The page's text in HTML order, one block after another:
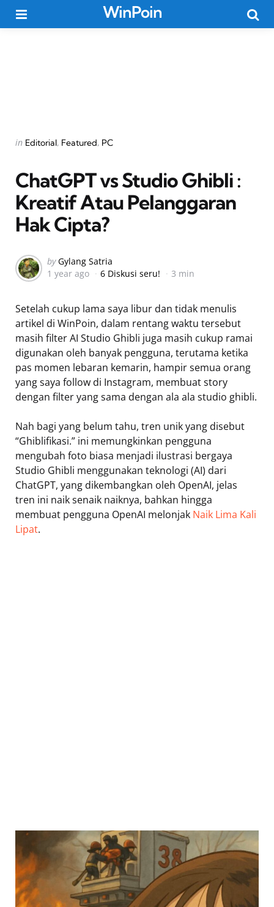
WinPoin
Categories
Posted
in Editorial Featured PC
ChatGPT vs Studio Ghibli :
Kreatif Atau Pelanggaran
Hak Cipta?
Posted
by
by Gylang Satria
1 year ago
6 Diskusi seru! 3 min
Setelah cukup lama saya libur dan tidak menulis
artikel di WinPoin, dalam rentang waktu tersebut
masih filter AI Studio Ghibli juga masih cukup ramai
digunakan oleh banyak pengguna, terutama ketika
pas momen lebaran kemarin, hampir semua orang
yang saya follow di Instagram, membuat story
dengan filter yang sama dengan ala ala studio ghibli.
Nah bagi yang belum tahu, tren unik yang disebut
“Ghiblifikasi.” ini memungkinkan pengguna
mengubah foto biasa menjadi ilustrasi bergaya
Studio Ghibli menggunakan teknologi (AI) dari
ChatGPT, yang dikembangkan oleh OpenAI, jelas
tren ini naik senaik naiknya, bahkan hingga
membuat pengguna OpenAI melonjak Naik Lima Kali
Lipat.